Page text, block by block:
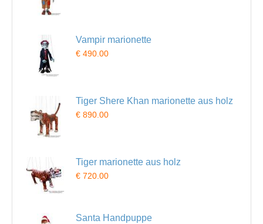
Vampir marionette
€ 490.00
Tiger Shere Khan marionette aus holz
€ 890.00
Tiger marionette aus holz
€ 720.00
Santa Handpuppe